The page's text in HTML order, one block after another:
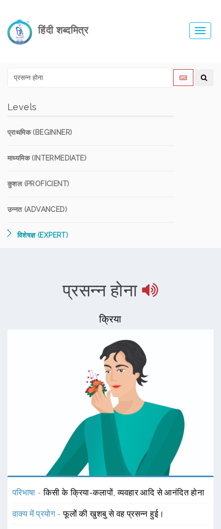
हिंदी शब्दमित्र
Levels
प्राथमिक (BEGINNER)
माध्यमिक (INTERMEDIATE)
कुशल (PROFICIENT)
उन्नत (ADVANCED)
विशेषज्ञ (EXPERT)
प्रसन्न होना
क्रिया
परिभाषा -किसी के क्रिया-कलापों, व्यवहार आदि से आनंदित होना
वाक्य में प्रयोग -फूलों की खुशबु से वह प्रसन्न हुई।